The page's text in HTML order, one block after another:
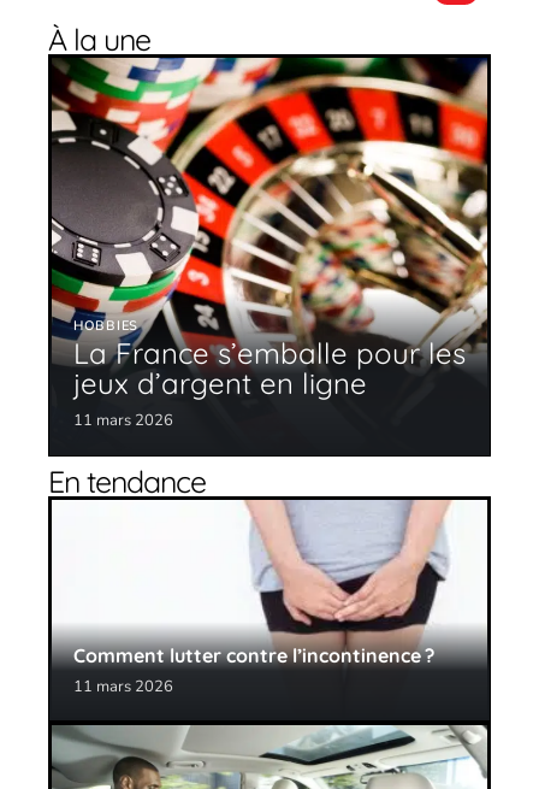
À la une
HOBBIES
La France s’emballe pour les
jeux d’argent en ligne
11 mars 2026
En tendance
Comment lutter contre l’incontinence ?
11 mars 2026